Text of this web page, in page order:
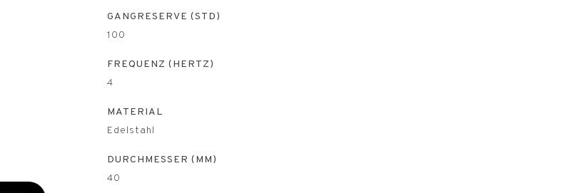
GANGRESERVE (STD)
100
FREQUENZ (HERTZ)
4
MATERIAL
Edelstahl
DURCHMESSER (MM)
40